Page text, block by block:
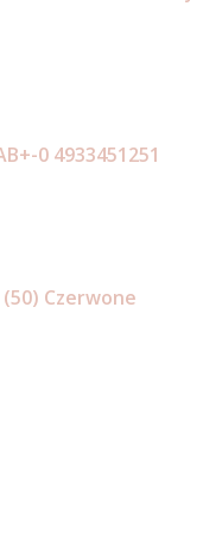
0 4933451251
Czerwone